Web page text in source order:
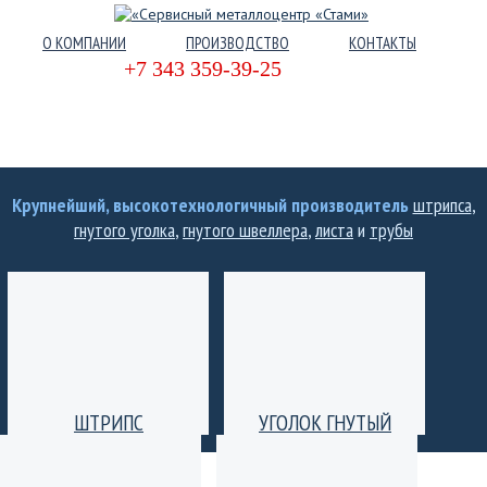
О КОМПАНИИ ПРОИЗВОДСТВО КОНТАКТЫ
+7 343 359-39-25
Крупнейший, высокотехнологичный производительштрипса,
гнутого уголка,гнутого швеллера,листаи трубы
ШТРИПС УГОЛОК ГНУТЫЙ